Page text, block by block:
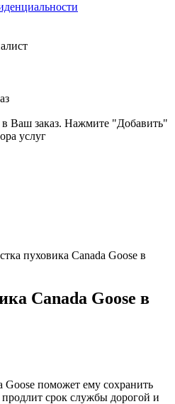
Ваш заказ. Нажмите "Добавить"
услуг
пуховика Canada Goose в
Canada Goose в
Goose поможет ему сохранить
срок службы дорогой и